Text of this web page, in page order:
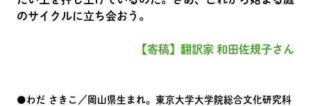
のサイクルに立ち会おう。
【寄稿】翻訳家 和田佐規子さん
●わだ さきこ／岡山県生まれ。東京大学大学院総合文化研究科